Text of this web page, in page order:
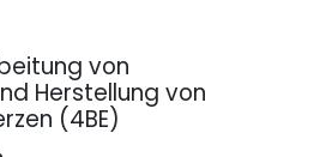
von
Herstellung von
(4BE)